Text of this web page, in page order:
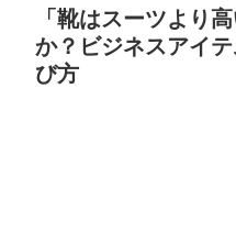
「靴はスーツより
か？ビジネスアイ
び方